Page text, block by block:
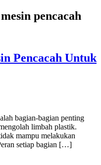
pencacah
Pencacah Untuk
bagian-bagian penting
limbah plastik.
mampu melakukan
setiap bagian […]